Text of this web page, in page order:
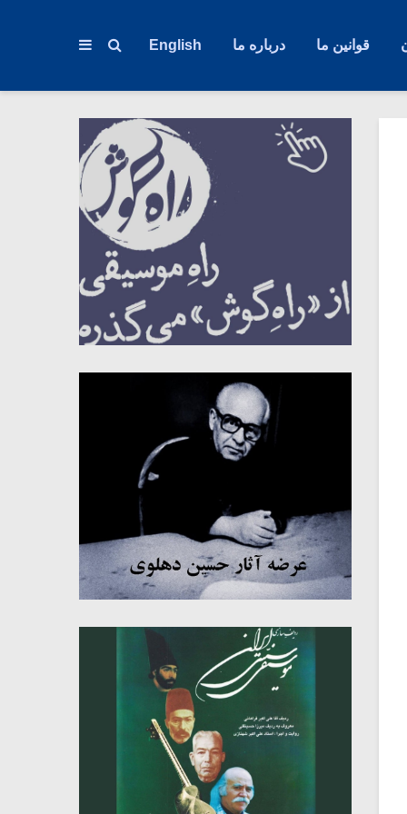
قوانین ما درباره ما English
میکلوش روژا